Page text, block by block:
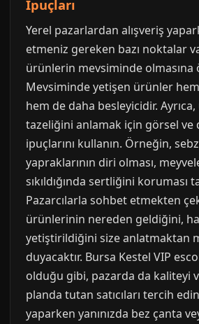
İpuçları
Yerel pazarlardan alışveriş
etmeniz gereken bazı noktalar
ürünlerin mevsiminde olmasına
Mevsiminde yetişen ürünler
hem de daha besleyicidir.
tazeliğini anlamak için görsel ve
ipuçlarını kullanın. Örneğin,
yapraklarının diri olması,
sıkıldığında sertliğini koruması
Pazarcılarla sohbet etmekten
ürünlerinin nereden geldiğini,
yetiştirildiğini size anlatmaktan
duyacaktır. Bursa Kestel VIP
olduğu gibi, pazarda da kaliteyi
planda tutan satıcıları tercih
yaparken yanınızda bez çanta